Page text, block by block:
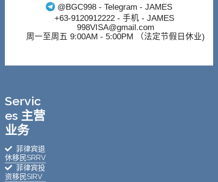
@BGC998 - Telegram - JAMES
+63-9120912222- 手机 - JAMES
998VISA@gmail.com
周一至周五 9:00AM - 5:00PM （法定节假日休业)
Servic
es 主营
业务
菲律宾退
休移民SRRV
菲律宾投
资移民SIRV